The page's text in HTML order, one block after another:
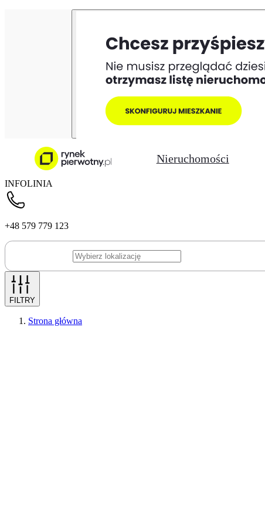
Nieruchomości
INFOLINIA
+48 579 779 123
FILTRY
Strona główna